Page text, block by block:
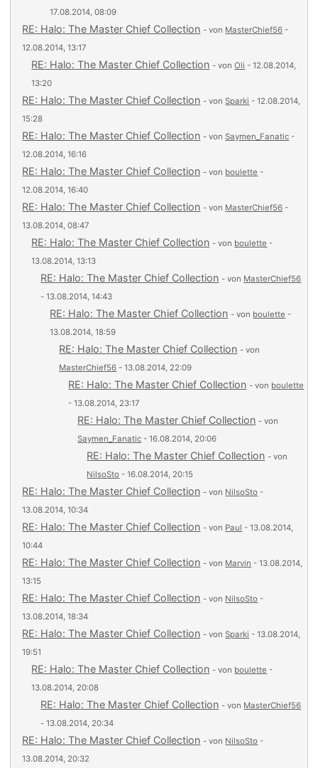
17.08.2014, 08:09
RE: Halo: The Master Chief Collection - von MasterChief56 -
12.08.2014, 13:17
RE: Halo: The Master Chief Collection - vonOli - 12.08.2014,
13:20
RE: Halo: The Master Chief Collection - vonSparki - 12.08.2014,
15:28
RE: Halo: The Master Chief Collection - vonSaymen_Fanatic -
12.08.2014, 16:16
RE: Halo: The Master Chief Collection - von boulette -
12.08.2014, 16:40
RE: Halo: The Master Chief Collection - von MasterChief56 -
13.08.2014, 08:47
RE: Halo: The Master Chief Collection - von boulette -
13.08.2014, 13:13
RE: Halo: The Master Chief Collection - von MasterChief56
- 13.08.2014, 14:43
RE: Halo: The Master Chief Collection - von boulette -
13.08.2014, 18:59
RE: Halo: The Master Chief Collection - von
MasterChief56 - 13.08.2014, 22:09
RE: Halo: The Master Chief Collection - von boulette
- 13.08.2014, 23:17
RE: Halo: The Master Chief Collection - von
Saymen_Fanatic - 16.08.2014, 20:06
RE: Halo: The Master Chief Collection - von
NilsoSto - 16.08.2014, 20:15
RE: Halo: The Master Chief Collection - von NilsoSto -
13.08.2014, 10:34
RE: Halo: The Master Chief Collection - von Paul - 13.08.2014,
10:44
RE: Halo: The Master Chief Collection - von Marvin - 13.08.2014,
13:15
RE: Halo: The Master Chief Collection - von NilsoSto -
13.08.2014, 18:34
RE: Halo: The Master Chief Collection - vonSparki - 13.08.2014,
19:51
RE: Halo: The Master Chief Collection - von boulette -
13.08.2014, 20:08
RE: Halo: The Master Chief Collection - von MasterChief56
- 13.08.2014, 20:34
RE: Halo: The Master Chief Collection - von NilsoSto -
13.08.2014, 20:32